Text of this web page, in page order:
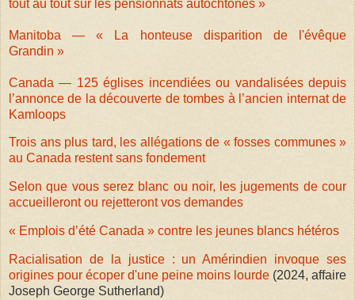
tout au tout sur les pensionnats autochtones »
Manitoba — « La honteuse disparition de l'évêque
Grandin »
Canada — 125 églises incendiées ou vandalisées depuis
l’annonce de la découverte de tombes à l’ancien internat de
Kamloops
Trois ans plus tard, les allégations de « fosses communes »
au Canada restent sans fondement
Selon que vous serez blanc ou noir, les jugements de cour
accueilleront ou rejetteront vos demandes
« Emplois d’été Canada » contre les jeunes blancs hétéros
Racialisation de la justice : un Amérindien invoque ses
origines pour écoper d'une peine moins lourde (2024, affaire
Joseph George Sutherland)